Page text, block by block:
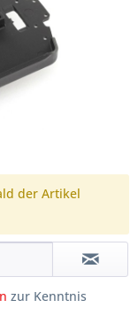
der Artikel
zur Kenntnis